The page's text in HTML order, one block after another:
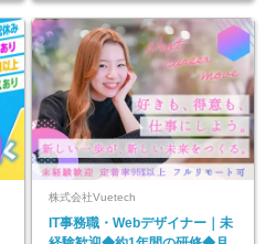
株式会社Vuetech
IT事務職・Webデザイナー｜未